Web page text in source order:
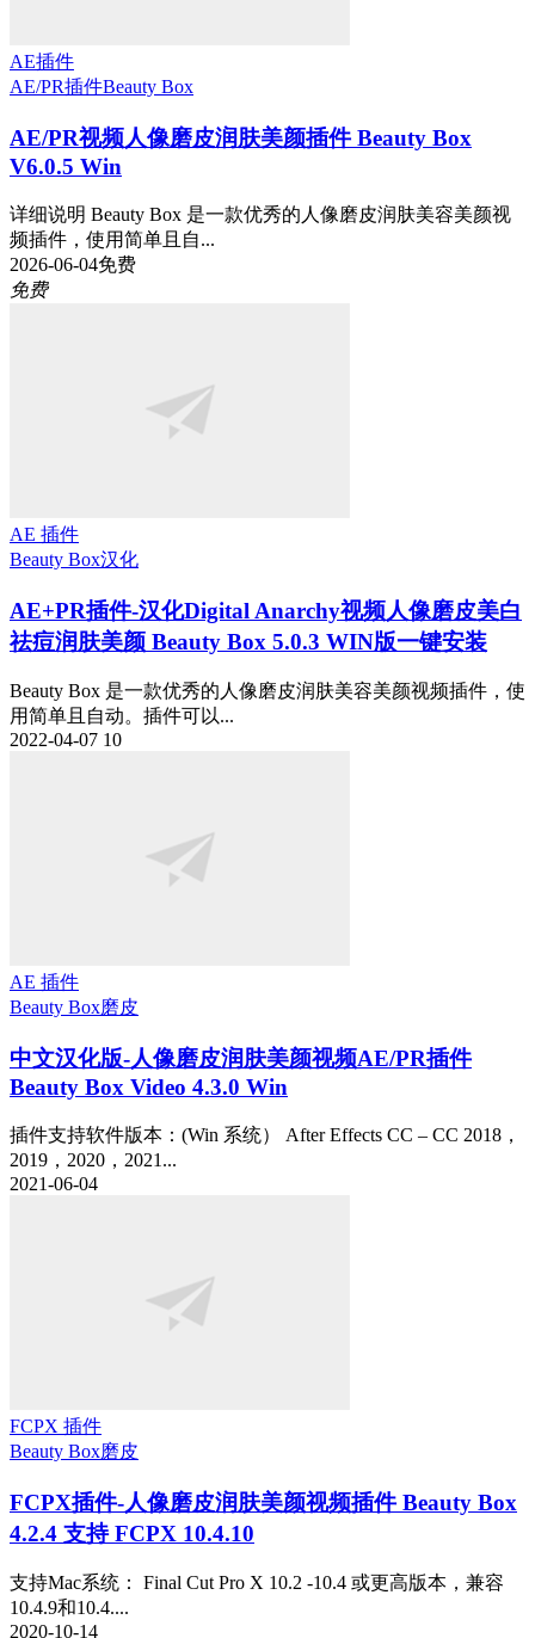
AE插件
AE/PR插件Beauty Box
AE/PR视频人像磨皮润肤美颜插件 Beauty Box
V6.0.5 Win
详细说明 Beauty Box 是一款优秀的人像磨皮润肤美容美颜视
频插件，使用简单且自...
2026-06-04免费
免费
AE 插件
Beauty Box汉化
AE+PR插件-汉化Digital Anarchy视频人像磨皮美白
祛痘润肤美颜 Beauty Box 5.0.3 WIN版一键安装
Beauty Box 是一款优秀的人像磨皮润肤美容美颜视频插件，使
用简单且自动。插件可以...
2022-04-07 10
AE 插件
Beauty Box磨皮
中文汉化版-人像磨皮润肤美颜视频AE/PR插件
Beauty Box Video 4.3.0 Win
插件支持软件版本：(Win 系统） After Effects CC – CC 2018，
2019，2020，2021...
2021-06-04
FCPX 插件
Beauty Box磨皮
FCPX插件-人像磨皮润肤美颜视频插件 Beauty Box
4.2.4 支持 FCPX 10.4.10
支持Mac系统： Final Cut Pro X 10.2 -10.4 或更高版本，兼容
10.4.9和10.4....
2020-10-14